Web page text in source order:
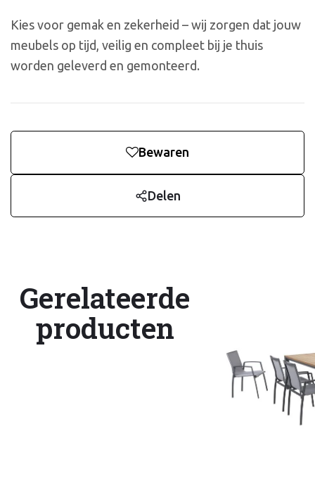
Kies voor gemak en zekerheid – wij zorgen dat jouw
meubels op tijd, veilig en compleet bij je thuis
worden geleverd en gemonteerd.
Bewaren
Delen
Gerelateerde
producten